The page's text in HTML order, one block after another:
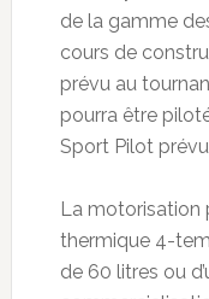
de la gamme
cours de
prévu au
pourra être
Sport Pilot
La motorisation
thermique 4-
de 60 litres ou